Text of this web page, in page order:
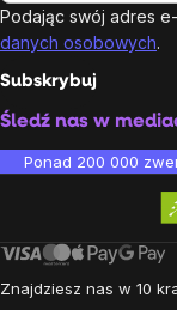
Podając swój adres
danych osobowych.
Subskrybuj
Śledź nas w
Ponad 200 000
Znajdziesz nas w 10